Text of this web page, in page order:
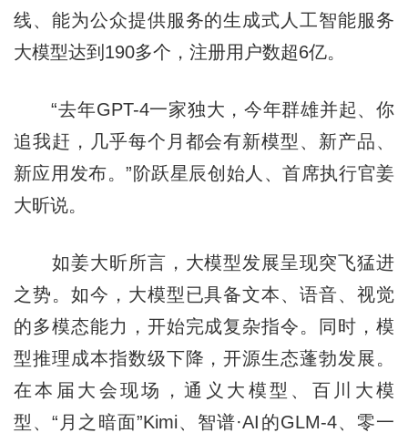
线、能为公众提供服务的生成式人工智能服务
大模型达到190多个，注册用户数超6亿。
“去年GPT-4一家独大，今年群雄并起、你
追我赶，几乎每个月都会有新模型、新产品、
新应用发布。”阶跃星辰创始人、首席执行官姜
大昕说。
如姜大昕所言，大模型发展呈现突飞猛进
之势。如今，大模型已具备文本、语音、视觉
的多模态能力，开始完成复杂指令。同时，模
型推理成本指数级下降，开源生态蓬勃发展。
在本届大会现场，通义大模型、百川大模
型、“月之暗面”Kimi、智谱·AI的GLM-4、零一